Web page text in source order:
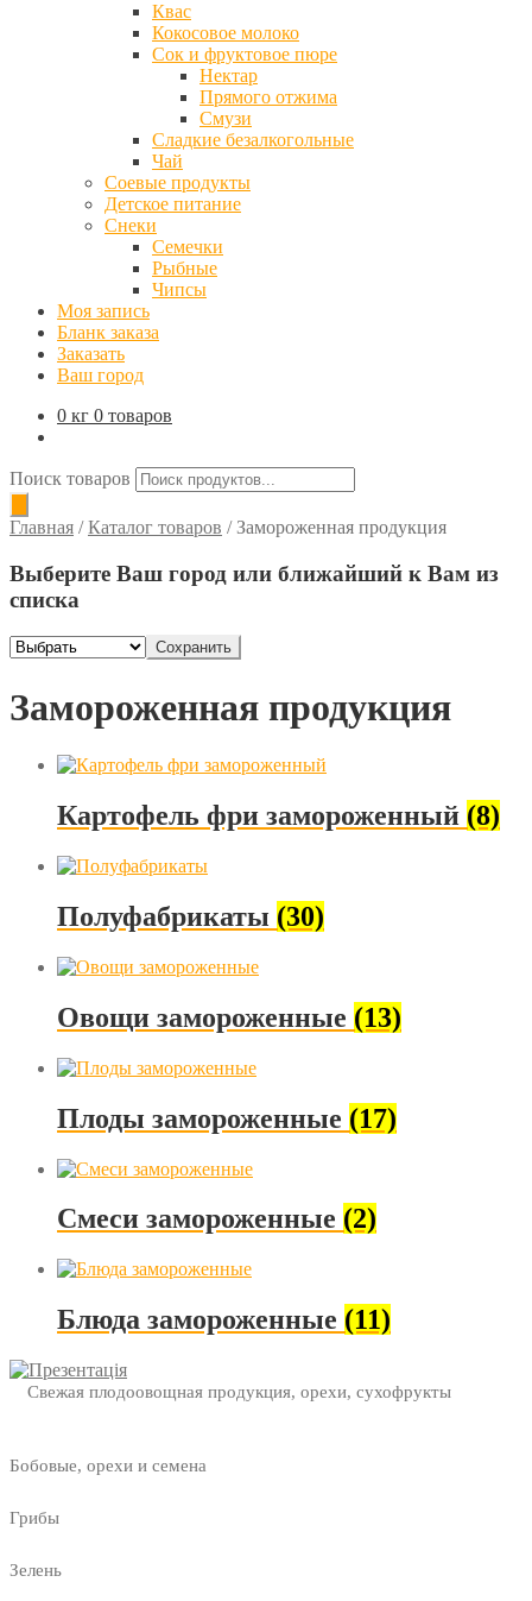
Квас
Кокосовое молоко
Сок и фруктовое пюре
Нектар
Прямого отжима
Смузи
Сладкие безалкогольные
Чай
Соевые продукты
Детское питание
Снеки
Семечки
Рыбные
Чипсы
Моя запись
Бланк заказа
Заказать
Ваш город
0 кг 0 товаров
Поиск товаров
Главная /Каталог товаров /Замороженная продукция
Выберите Ваш город или ближайший к Вам из
списка
Сохранить
Замороженная продукция
Картофель фри замороженный (8)
Полуфабрикаты (30)
Овощи замороженные (13)
Плоды замороженные (17)
Смеси замороженные (2)
Блюда замороженные (11)
Свежая плодоовощная продукция, орехи, сухофрукты
Бобовые, орехи и семена
Грибы
Зелень